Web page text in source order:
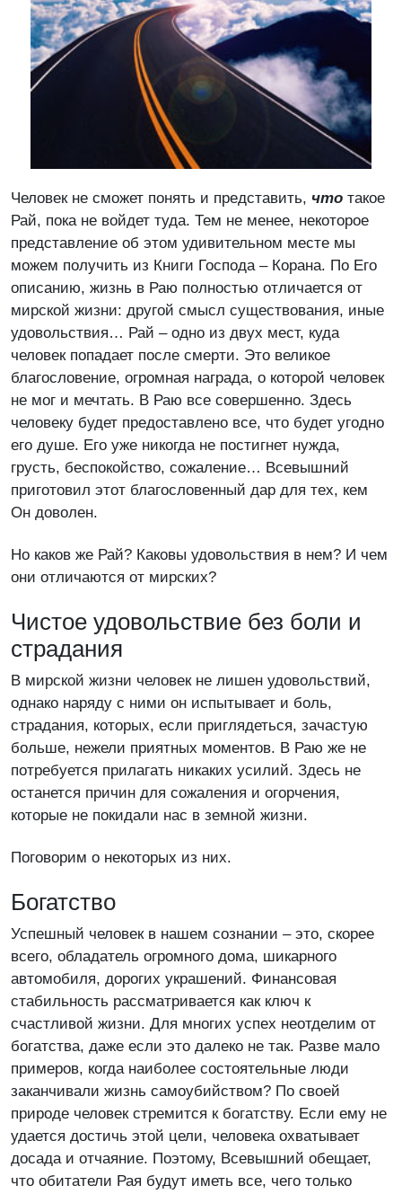
Человек не сможет понять и представить, что такое
Рай, пока не войдет туда. Тем не менее, некоторое
представление об этом удивительном месте мы
можем получить из Книги Господа – Корана. По Его
описанию, жизнь в Раю полностью отличается от
мирской жизни: другой смысл существования, иные
удовольствия… Рай – одно из двух мест, куда
человек попадает после смерти. Это великое
благословение, огромная награда, о которой человек
не мог и мечтать. В Раю все совершенно. Здесь
человеку будет предоставлено все, что будет угодно
его душе. Его уже никогда не постигнет нужда,
грусть, беспокойство, сожаление… Всевышний
приготовил этот благословенный дар для тех, кем
Он доволен.
Но каков же Рай? Каковы удовольствия в нем? И чем
они отличаются от мирских?
Чистое удовольствие без боли и
страдания
В мирской жизни человек не лишен удовольствий,
однако наряду с ними он испытывает и боль,
страдания, которых, если приглядеться, зачастую
больше, нежели приятных моментов. В Раю же не
потребуется прилагать никаких усилий. Здесь не
останется причин для сожаления и огорчения,
которые не покидали нас в земной жизни.
Поговорим о некоторых из них.
Богатство
Успешный человек в нашем сознании – это, скорее
всего, обладатель огромного дома, шикарного
автомобиля, дорогих украшений. Финансовая
стабильность рассматривается как ключ к
счастливой жизни. Для многих успех неотделим от
богатства, даже если это далеко не так. Разве мало
примеров, когда наиболее состоятельные люди
заканчивали жизнь самоубийством? По своей
природе человек стремится к богатству. Если ему не
удается достичь этой цели, человека охватывает
досада и отчаяние. Поэтому, Всевышний обещает,
что обитатели Рая будут иметь все, чего только